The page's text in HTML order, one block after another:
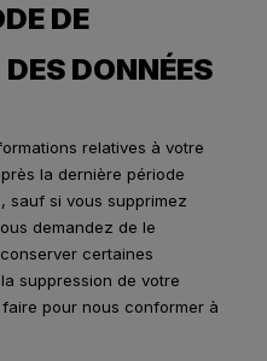
DE
DONNÉES
relatives à votre
la dernière période
sauf si vous supprimez
demandez de le
certaines
suppression de votre
pour nous conformer à